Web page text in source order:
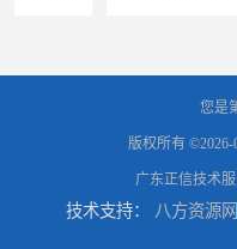
您是
版权所有 ©2026-
广东正信技术
技术支持： 八方资源网